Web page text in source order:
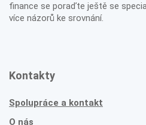
finance se poraďte ještě se
více názorů ke srovnání.
Kontakty
Spolupráce a kontakt
O nás